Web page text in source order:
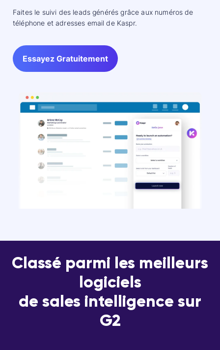
Faites le suivi des leads générésgrâce aux numéros de
téléphone et adresses email de Kaspr.
Essayez Gratuitement
Classé parmi les meilleurs
logiciels
de sales intelligence sur
G2